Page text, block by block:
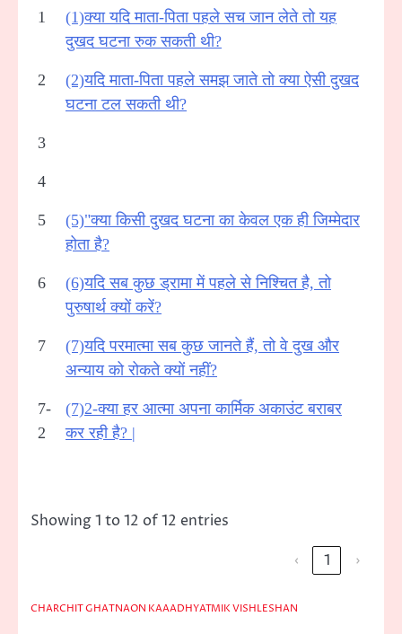
1
(1)क्या यदि माता-पिता पहले सच जान लेते तो यह
दुखद घटना रुक सकती थी?
2
(2)यदि माता-पिता पहले समझ जाते तो क्या ऐसी दुखद
घटना टल सकती थी?
3
4
5
(5)"क्या किसी दुखद घटना का केवल एक ही जिम्मेदार
होता है?
6
(6)यदि सब कुछ ड्रामा में पहले से निश्चित है, तो
पुरुषार्थ क्यों करें?
7
(7)यदि परमात्मा सब कुछ जानते हैं, तो वे दुख और
अन्याय को रोकते क्यों नहीं?
7-
2
(7)2-क्या हर आत्मा अपना कार्मिक अकाउंट बराबर
कर रही है? |
Showing 1 to 12 of 12 entries
‹
1 ›
CHARCHIT GHATNAON KAAADHYATMIK VISHLESHAN